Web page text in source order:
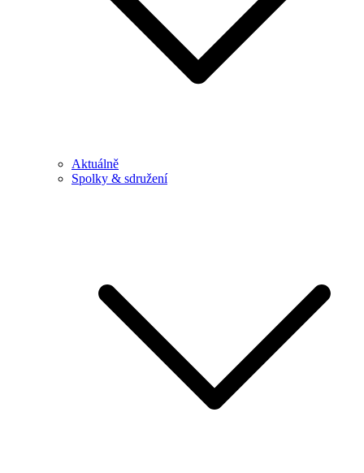
Aktuálně
Spolky & sdružení